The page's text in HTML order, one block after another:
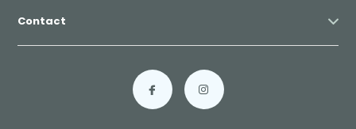
Contact